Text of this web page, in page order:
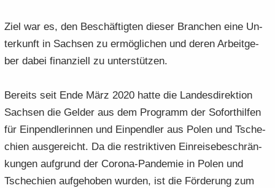
Ziel war es, den Be­schäf­tig­ten die­ser Bran­chen eine Un­
ter­kunft in Sach­sen zu er­mög­li­chen und deren Ar­beit­ge­
ber dabei fi­nan­zi­ell zu un­ter­stüt­zen.
Be­reits seit Ende März 2020 hatte die Lan­des­di­rek­ti­on
Sach­sen die Gel­der aus dem Pro­gramm der So­fort­hil­fen
für Ein­pend­le­rin­nen und Ein­pend­ler aus Polen und Tsche­
chi­en aus­ge­reicht. Da die re­strik­ti­ven Ein­rei­se­be­schrän­
kun­gen auf­grund der Corona-​Pandemie in Polen und
Tsche­chi­en auf­ge­ho­ben wur­den, ist die För­de­rung zum